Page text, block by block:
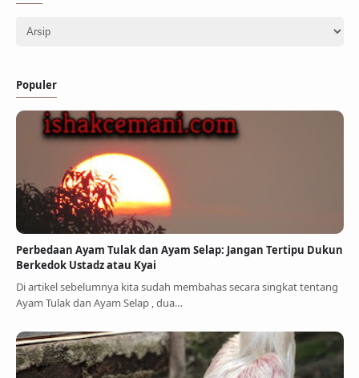
Populer
Perbedaan Ayam Tulak dan Ayam Selap: Jangan Tertipu Dukun
Berkedok Ustadz atau Kyai
Di artikel sebelumnya kita sudah membahas secara singkat tentang
Ayam Tulak dan Ayam Selap , dua…